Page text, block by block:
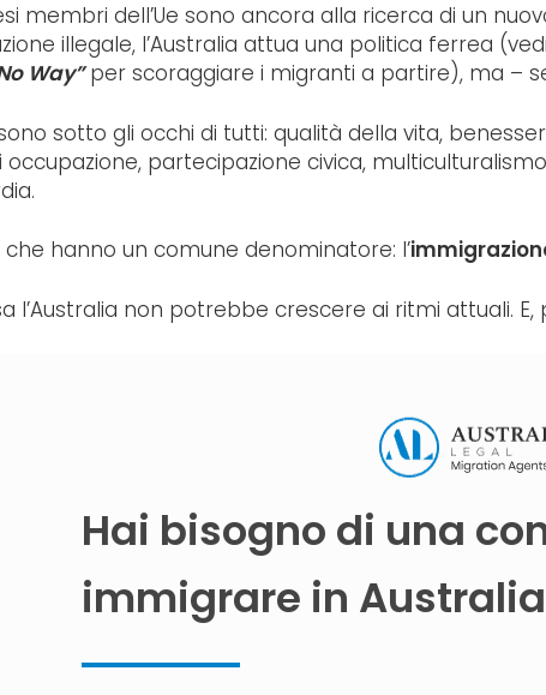
membri dell’Ue sono ancora alla ricerca di un
illegale, l’Australia attua una politica ferrea
Way”per scoraggiare i migranti a partire), ma –
sotto gli occhi di tutti: qualità della vita,
partecipazione civica,
hanno un comune denominatore: l’
l’Australia non potrebbe crescere ai ritmi attuali.
Hai bisogno di una
immigrare in